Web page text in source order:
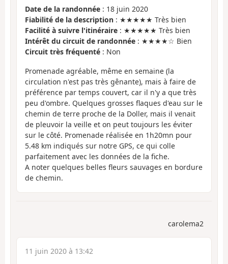
Date de la randonnée : 18 juin 2020
Fiabilité de la description : ★★★★★ Très bien
Facilité à suivre l'itinéraire : ★★★★★ Très bien
Intérêt du circuit de randonnée : ★★★★☆ Bien
Circuit très fréquenté : Non
Promenade agréable, même en semaine (la
circulation n'est pas très gênante), mais à faire de
préférence par temps couvert, car il n'y a que très
peu d'ombre. Quelques grosses flaques d'eau sur le
chemin de terre proche de la Doller, mais il venait
de pleuvoir la veille et on peut toujours les éviter
sur le côté. Promenade réalisée en 1h20mn pour
5.48 km indiqués sur notre GPS, ce qui colle
parfaitement avec les données de la fiche.
A noter quelques belles fleurs sauvages en bordure
de chemin.
carolema2
11 juin 2020 à 13:42